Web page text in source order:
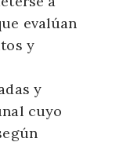
evalúan
y
y
cuyo